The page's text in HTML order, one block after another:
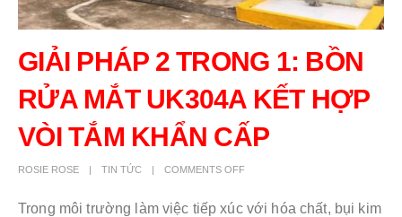
GIẢI PHÁP 2 TRONG 1: BỒN
RỬA MẮT UK304A KẾT HỢP
VÒI TẮM KHẨN CẤP
ROSIE ROSE TIN TỨC COMMENTS OFF
Trong môi trường làm việc tiếp xúc với hóa chất, bụi kim